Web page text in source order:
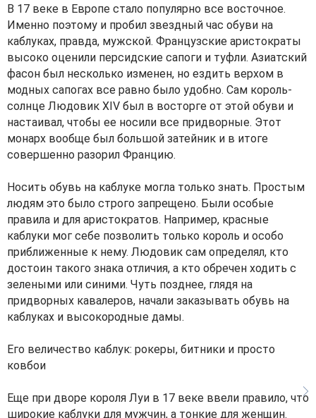
В 17 веке в Европе стало популярно все восточное.
Именно поэтому и пробил звездный час обуви на
каблуках, правда, мужской. Французские аристократы
высоко оценили персидские сапоги и туфли. Азиатский
фасон был несколько изменен, но ездить верхом в
модных сапогах все равно было удобно. Сам король-
солнце Людовик XIV был в восторге от этой обуви и
настаивал, чтобы ее носили все придворные. Этот
монарх вообще был большой затейник и в итоге
совершенно разорил Францию.
Носить обувь на каблуке могла только знать. Простым
людям это было строго запрещено. Были особые
правила и для аристократов. Например, красные
каблуки мог себе позволить только король и особо
приближенные к нему. Людовик сам определял, кто
достоин такого знака отличия, а кто обречен ходить с
зелеными или синими. Чуть позднее, глядя на
придворных кавалеров, начали заказывать обувь на
каблуках и высокородные дамы.
Его величество каблук: рокеры, битники и просто
ковбои
Еще при дворе короля Луи в 17 веке ввели правило, что
широкие каблуки для мужчин, а тонкие для женщин.